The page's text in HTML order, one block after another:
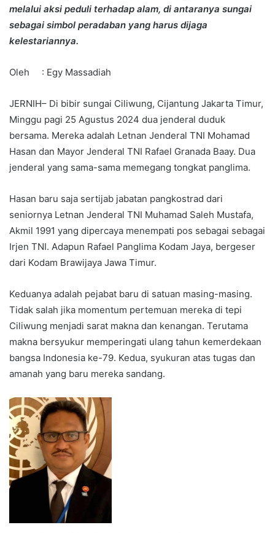
melalui aksi peduli terhadap alam, di antaranya sungai
sebagai simbol peradaban yang harus dijaga
kelestariannya.
Oleh : Egy Massadiah
JERNIH– Di bibir sungai Ciliwung, Cijantung Jakarta Timur,
Minggu pagi 25 Agustus 2024 dua jenderal duduk
bersama. Mereka adalah Letnan Jenderal TNI Mohamad
Hasan dan Mayor Jenderal TNI Rafael Granada Baay. Dua
jenderal yang sama-sama memegang tongkat panglima.
Hasan baru saja sertijab jabatan pangkostrad dari
seniornya Letnan Jenderal TNI Muhamad Saleh Mustafa,
Akmil 1991 yang dipercaya menempati pos sebagai sebagai
Irjen TNI. Adapun Rafael Panglima Kodam Jaya, bergeser
dari Kodam Brawijaya Jawa Timur.
Keduanya adalah pejabat baru di satuan masing-masing.
Tidak salah jika momentum pertemuan mereka di tepi
Ciliwung menjadi sarat makna dan kenangan. Terutama
makna bersyukur memperingati ulang tahun kemerdekaan
bangsa Indonesia ke-79. Kedua, syukuran atas tugas dan
amanah yang baru mereka sandang.